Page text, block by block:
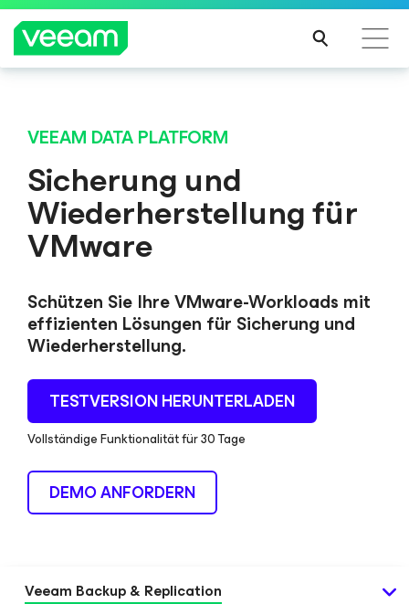
Update von CrowdStrike betroffen sind
R
ERFA
HRE
Update von CrowdStrike betroffen sind
R
ERFA
HRE
VEEAM DATA PLATFORM
Sicherung und
Wiederherstellung für
VMware
Schützen Sie Ihre VMware-Workloads mit
effizienten Lösungen für Sicherung und
Wiederherstellung.
TESTVERSION HERUNTERLADEN
Vollständige Funktionalität für 30 Tage
DEMO ANFORDERN
Veeam Backup & Replication